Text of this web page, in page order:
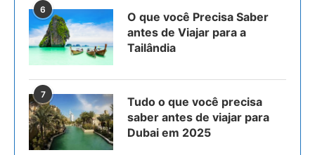
6
O que você Precisa Saber
antes de Viajar para a
Tailândia
7
Tudo o que você precisa
saber antes de viajar para
Dubai em 2025